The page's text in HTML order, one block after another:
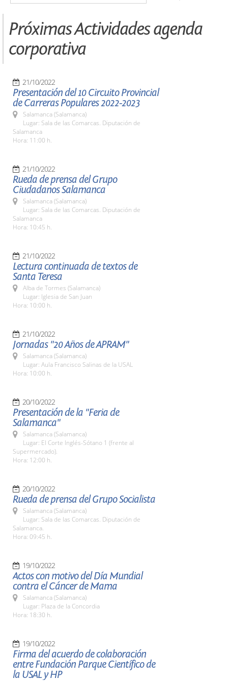
Próximas Actividades agenda
corporativa
21/10/2022
Presentación del 10 Circuito Provincial
de Carreras Populares 2022-2023
Salamanca (Salamanca)
Lugar: Sala de las Comarcas. Diputación de
Salamanca
Hora: 11:00 h.
21/10/2022
Rueda de prensa del Grupo
Ciudadanos Salamanca
Salamanca (Salamanca)
Lugar: Sala de las Comarcas. Diputación de
Salamanca
Hora: 10:45 h.
21/10/2022
Lectura continuada de textos de
Santa Teresa
Alba de Tormes (Salamanca)
Lugar: Iglesia de San Juan
Hora: 10:00 h.
21/10/2022
Jornadas "20 Años de APRAM"
Salamanca (Salamanca)
Lugar: Aula Francisco Salinas de la USAL
Hora: 10:00 h.
20/10/2022
Presentación de la "Feria de
Salamanca"
Salamanca (Salamanca)
Lugar: El Corte Inglés-Sótano 1 (frente al
Supermercado).
Hora: 12:00 h.
20/10/2022
Rueda de prensa del Grupo Socialista
Salamanca (Salamanca)
Lugar: Sala de las Comarcas. Diputación de
Salamanca.
Hora: 09:45 h.
19/10/2022
Actos con motivo del Día Mundial
contra el Cáncer de Mama
Salamanca (Salamanca)
Lugar: Plaza de la Concordia
Hora: 18:30 h.
19/10/2022
Firma del acuerdo de colaboración
entre Fundación Parque Científico de
la USAL y HP